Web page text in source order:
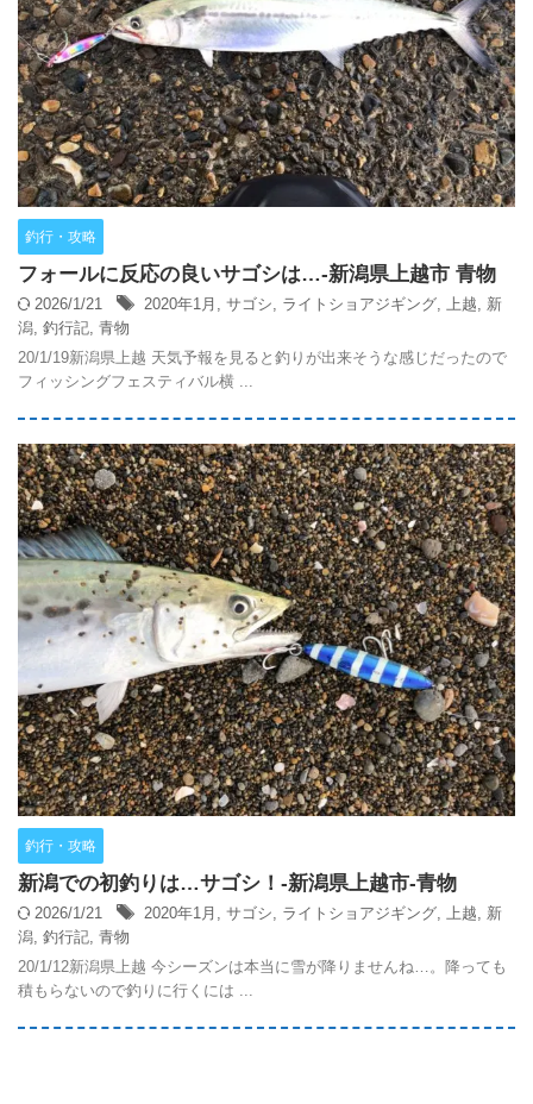
釣行・攻略
フォールに反応の良いサゴシは…‐新潟県上越市 青物
2026/1/21 2020年1月 サゴシ ライトショアジギング 上越
新
潟 釣行記 青物
20/1/19新潟県上越 天気予報を見ると釣りが出来そうな感じだったので
フィッシングフェスティバル横 ...
釣行・攻略
新潟での初釣りは…サゴシ！-新潟県上越市-青物
2026/1/21 2020年1月 , サゴシ, ライトショアジギング, 上越, 新
潟, 釣行記, 青物
20/1/12新潟県上越 今シーズンは本当に雪が降りませんね…。降っても
積もらないので釣りに行くには ...